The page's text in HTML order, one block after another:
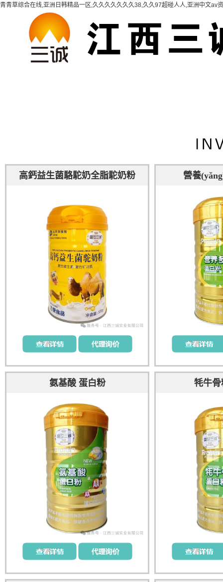
青青草综合在线,亚洲日韩精品一区,久久久久久久久38,久久97超碰人人,亚洲中文
高鈣益生菌駱駝奶全脂駝奶粉 營養
氨基酸 蛋白粉 牦牛